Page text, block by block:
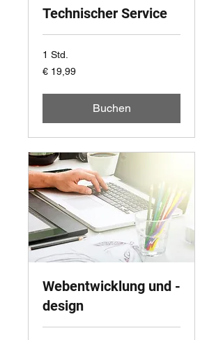
Technischer Service
1 Std.
19,99
Euro
€ 19,99
Buchen
Webentwicklung und -
design